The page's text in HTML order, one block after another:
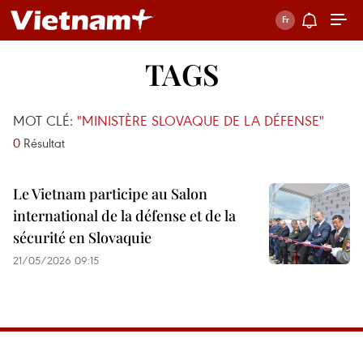
TAGS
MOT CLÉ: "MINISTÈRE SLOVAQUE DE LA DÉFENSE"
0 Résultat
Le Vietnam participe au Salon
international de la défense et de la
sécurité en Slovaquie
21/05/2026 09:15